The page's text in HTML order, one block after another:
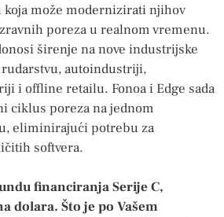
može modernizirati njihov
poreza u realnom vremenu.
širenje na nove industrijske
autoindustriji,
i offline retailu. Fonoa i Edge sada
ciklus poreza na jednom
eliminirajući potrebu za
softvera.
financiranja Serije C,
dolara. Što je po Vašem